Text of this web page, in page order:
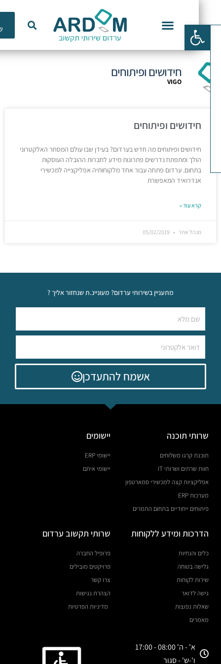
פתח סרגל נגישות
חידושים ופיתוחים
VIGO
חידושים ופיתוחים
חידושים ופיתוחים מה חדש בערדום? בעידן שבו עולם המסחר האלקטרוני
הולך ומתפתח נדרשים פתרונות מידע לחברות ההובלה העוסקות
בתחום. ערדום פתחה עבור אחד מלקוחותיה אפליקצייה למכשירי
אנדרואיד המאפשרת
קרא עוד »
מנהל אתר 05/02/2019
מתעניין בשירותי ערדום? מעוניינ.ת שנחזור אליך ?
אשמח להתעדכן
שרותי תוכנה
תוכנת קרגו משלוחים
חוות שרתים ושרותי IT
אפליקציות קצה למכשירי סמארטפון
מערכות ERP
פיתוחים ייחודיים בתחום התמרים
יישומים
יישומי ERP
יישומי איתם
הדרכות ומידע ללקוחות
כלים והנחיות
גלישה בטוחה
שירות לקוחות
גישה לדואר
שאלות נפוצות
מאמרים
שרותי תקשוב ערדום
פרופיל החברה
פרויקטים מובילים
צרו קשר
הצהרת נגישות
מדיניות הפרטיות
א' - ה' 08:00 - 17:00
ו'-ש' - סגור